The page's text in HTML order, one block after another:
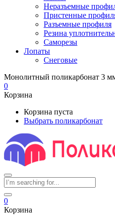
Неразъемные
Пристенные
Разъемные профиля
Резина
Саморезы
Лопаты
Снеговые
Монолитный поликарбонат 3
0
Корзина
Корзина пуста
Выбрать поликарбонат
0
Корзина